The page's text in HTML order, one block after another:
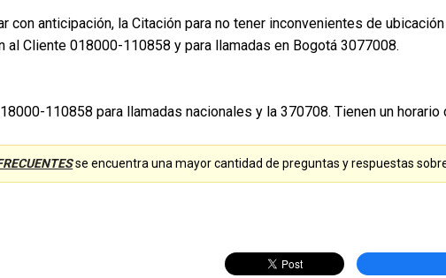
con anticipación, la Citación para no tener inconvenientes de
al Cliente 018000-110858 y para llamadas en Bogotá 3077008.
110858 para llamadas nacionales y la 370708. Tienen un
se encuentra una mayor cantidad de preguntas y respuestas sobre